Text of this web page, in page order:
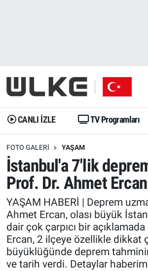
CANLI İZLE TV Programları
FOTO GALERI YAŞAM
İstanbul'a 7'lik
Prof. Dr. Ahmet Ercan
YAŞAM HABERİ | Deprem
Ahmet Ercan, olası büyük
dair çok çarpıcı bir
Ercan, 2 ilçeye özellikle dikkat
büyüklüğünde deprem
ve tarih verdi. Detaylar
Gündem
Dünya
Erişim Bilgileri
Ekonomi
Trend
Özel Haberler
Yazarlar
Gündem
Trend
Erişim Bilgileri
Spor
Ekonomi
Dünya
Medya
İstanbul Namaz Vakitleri
Trafik Durumu
Erişim Bilgileri
Tüm Manşetler
Son Dakika Haberleri
Haber Arşivi